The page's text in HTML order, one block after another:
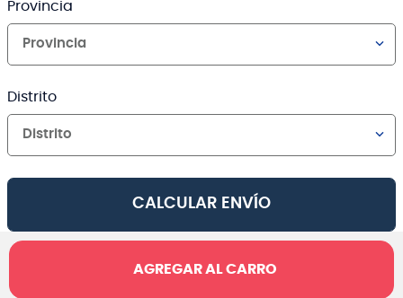
Provincia
Provincia
Distrito
Distrito
CALCULAR ENVÍO
AGREGAR AL CARRO
Canales de venta y asesoría